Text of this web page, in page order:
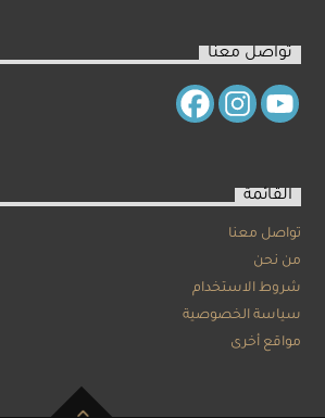
تواصل معنا
القائمة
تواصل معنا
من نحن
شروط الاستخدام
سياسة الخصوصية
مواقع أخرى